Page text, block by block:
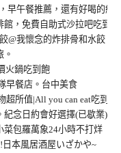
早午餐推薦，還有好喝的紅
，免費自助式沙拉吧吃到
@我懷念的炸排骨和水餃
火鍋吃到飽
早餐店。台中美食
超所值|All you can eat吃到飽
念日約會好選擇(已歇業)。
菜包羅萬象24小時不打烊
本風居酒屋いざかや~